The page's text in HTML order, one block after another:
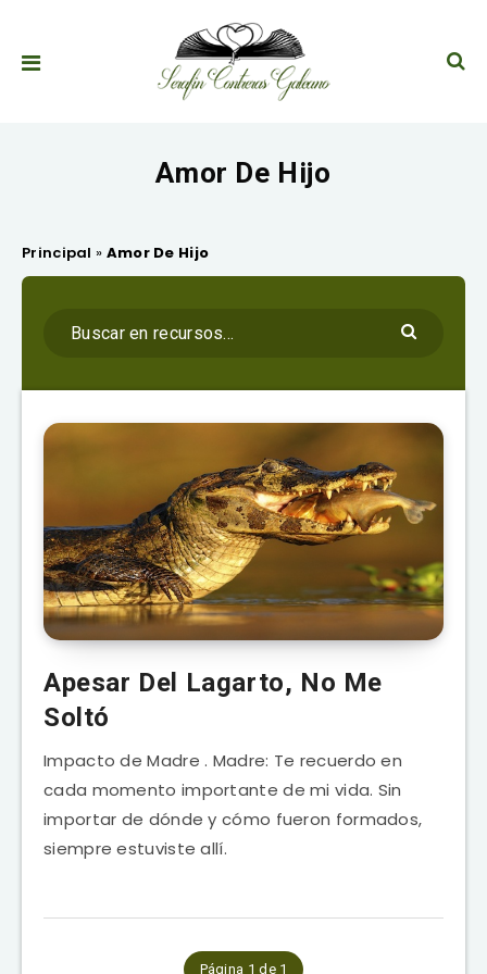
Amor De Hijo
Principal » Amor De Hijo
Apesar Del Lagarto, No Me
Soltó
Impacto de Madre . Madre: Te recuerdo en
cada momento importante de mi vida. Sin
importar de dónde y cómo fueron formados,
siempre estuviste allí.
Página 1 de 1